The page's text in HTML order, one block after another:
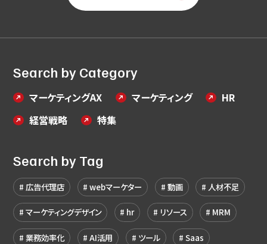
Search by Category
マーケティングAX マーケティング
HR
経営戦略
特集
Search by Tag
広告代理店 webマーケター 動画 人材不足
マーケティングデザイン hr リソース MRM
業務効率化 AI活用 ツール Saas